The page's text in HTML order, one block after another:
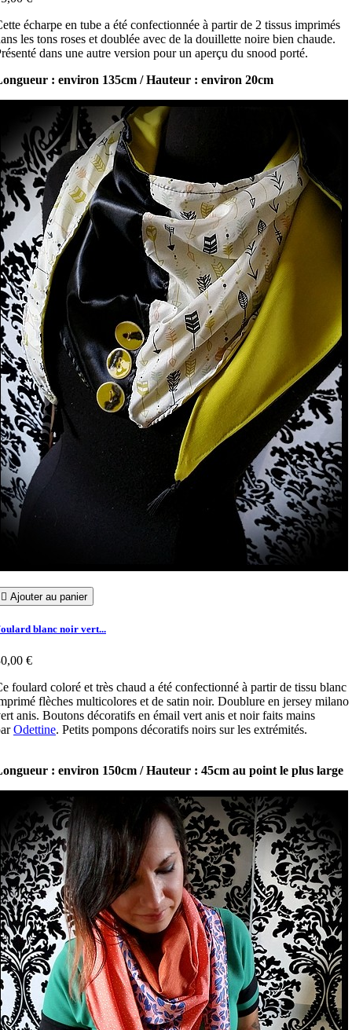
écharpe en tube a été confectionnée à partir de 2 tissus imprimés
les tons roses et doublée avec de la douillette noire bien chaude.
dans une autre version pour un aperçu du snood porté.
: environ 135cm / Hauteur : environ 20cm
 Ajouter au panier
blanc noir vert...
€
foulard coloré et très chaud a été confectionné à partir de tissu blanc
flèches multicolores et de satin noir. Doublure en jersey milano
anis. Boutons décoratifs en émail vert anis et noir faits mains
Odettine. Petits pompons décoratifs noirs sur les extrémités.
: environ 150cm / Hauteur : 45cm au point le plus large